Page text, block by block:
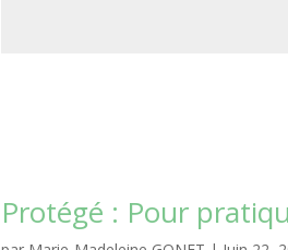
Protégé : Pour